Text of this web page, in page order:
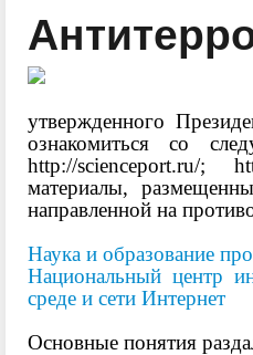
утвержденного
ознакомиться со
http://scienceport.ru/;
материалы,
направленной на
Наука и образование
Национальный центр
среде и сети Интернет
Основные понятия